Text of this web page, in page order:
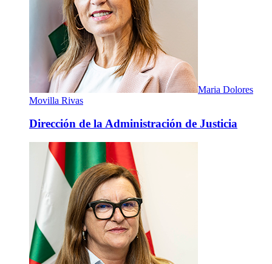
Maria Dolores
Movilla Rivas
Dirección de la Administración de Justicia